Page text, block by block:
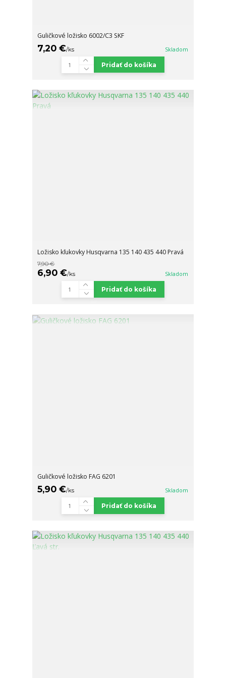
Guličkové ložisko 6002/C3 SKF
7,20 €/ks Skladom
Pridať do košíka
Ložisko kľukovky Husqvarna 135 140 435 440 Pravá
7,90 €
6,90 €/ks Skladom
Pridať do košíka
Guličkové ložisko FAG 6201
5,90 €/ks Skladom
Pridať do košíka